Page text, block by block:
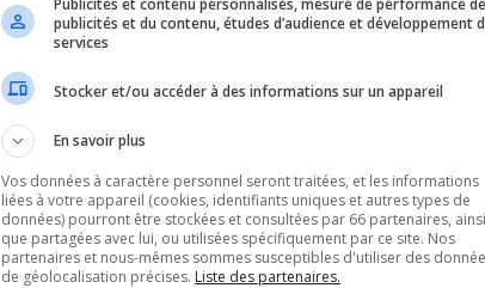
Publicités et contenu personnalisés, mesure de performance
publicités et du contenu, études d’audience et développement
services
Stocker et/ou accéder à des informations sur un appareil
En savoir plus
Vos données à caractère personnel seront traitées, et les informations
liées à votre appareil (cookies, identifiants uniques et autres types de
données) pourront être stockées et consultées par 66 partenaires, ainsi
que partagées avec lui, ou utilisées spécifiquement par ce site. Nos
partenaires et nous-mêmes sommes susceptibles d'utiliser des
de géolocalisation précises. Liste des partenaires.